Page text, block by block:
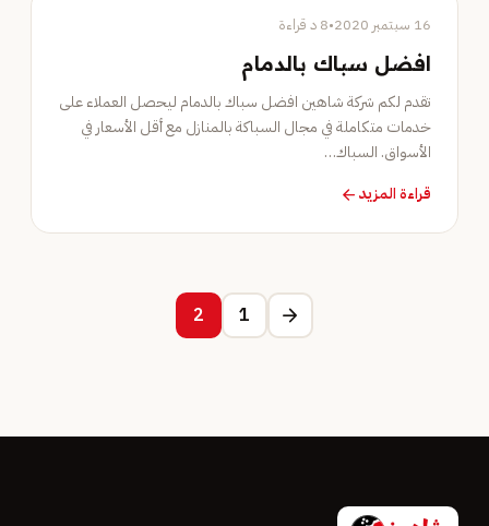
خدمات الصيانة 16 سبتمبر 2020 •8 د قراءة
افضل سباك بالدمام
تقدم لكم شركة شاهين افضل سباك بالدمام ليحصل العملاء على
خدمات متكاملة في مجال السباكة بالمنازل مع أقل الأسعار في
الأسواق. السباك…
قراءة المزيدarrow_forward
arrow_forward
1
2